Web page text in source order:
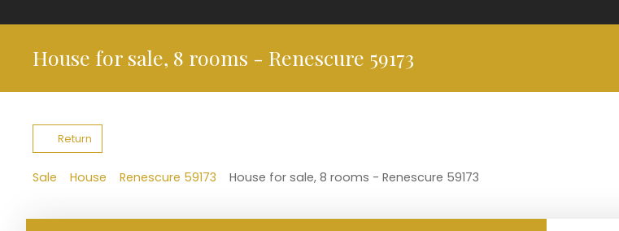
House for sale, 8 rooms - Renescure 59173
Return
Sale House Renescure 59173 House for sale, 8 rooms - Renescure 59173